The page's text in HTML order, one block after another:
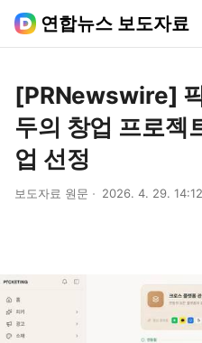
연합뉴스 보도자료
[PRNewswire]
두의 창업 프로젝
업 선정
보도자료 원문 2026. 4. 29. 14:12